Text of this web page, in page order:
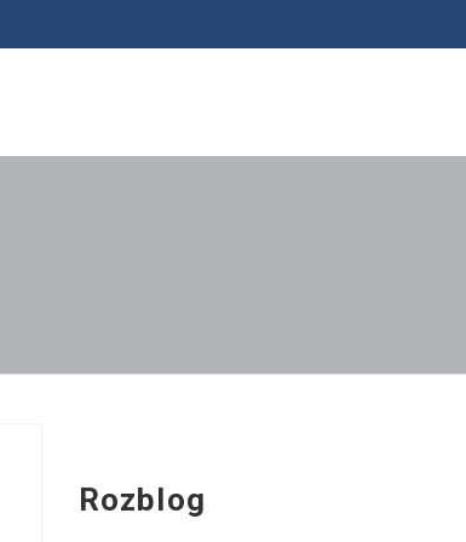
Rozblog